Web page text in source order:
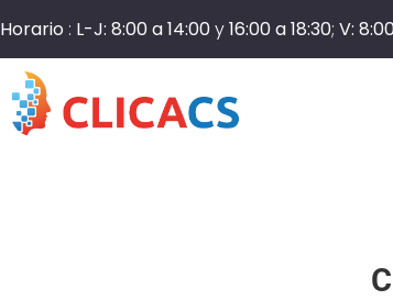
Horario : L-J: 8:00 a 14:00y16:00 a 18:30; V: